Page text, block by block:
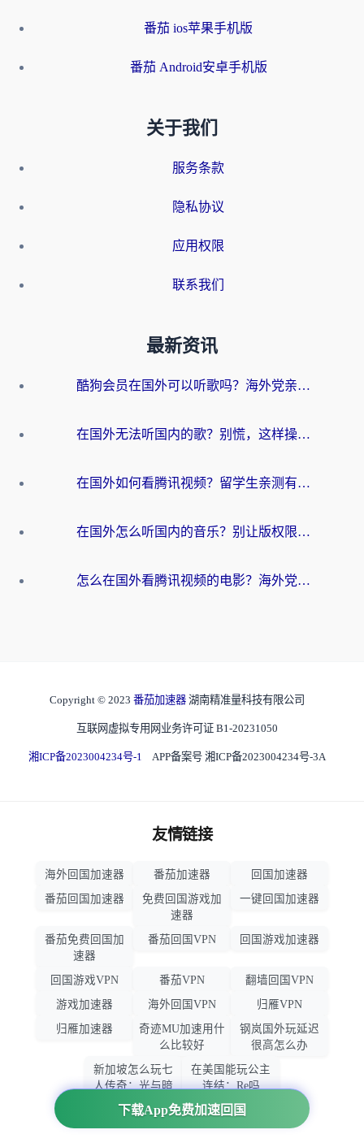
番茄 ios苹果手机版
番茄 Android安卓手机版
关于我们
服务条款
隐私协议
应用权限
联系我们
最新资讯
酷狗会员在国外可以听歌吗？海外党亲测有效：3步解决音乐权限难题
在国外无法听国内的歌？别慌，这样操作就能畅听QQ音乐（附亲测加速器推荐）
在国外如何看腾讯视频？留学生亲测有效的回国加速方案
在国外怎么听国内的音乐？别让版权限制断了你的华语歌单
怎么在国外看腾讯视频的电影？海外党亲测有效的回国加速指南
下载App免费加速回国
Copyright © 2023 番茄加速器 湖南精准量科技有限公司
互联网虚拟专用网业务许可证 B1-20231050
湘ICP备2023004234号-1 APP备案号 湘ICP备2023004234号-3A
友情链接
海外回国加速器 番茄加速器
回国加速器
番茄回国加速器
免费回国游戏加
速器
一键回国加速器
番茄免费回国加
速器
番茄回国VPN 回国游戏加速器
回国游戏VPN 番茄VPN
翻墙回国VPN
游戏加速器
海外回国VPN
归雁VPN
归雁加速器
奇迹MU加速用什
么比较好
钢岚国外玩延迟
很高怎么办
新加坡怎么玩七
人传奇：光与暗
之交战
在美国能玩公主
连结：Re吗